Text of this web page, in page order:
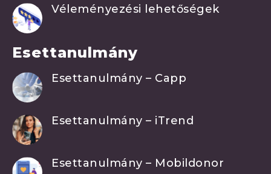
Esettanulmány
Esettanulmány – Capp
Esettanulmány – iTrend
Esettanulmány – Mobildonor
Véleményezési lehetőségek